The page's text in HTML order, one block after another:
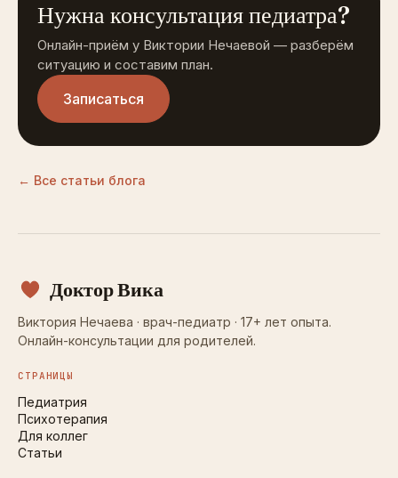
Нужна консультация педиатра?
Онлайн-приём у Виктории Нечаевой — разберём
ситуацию и составим план.
Записаться
← Все статьи блога
Доктор Вика
Виктория Нечаева · врач-педиатр · 17+ лет опыта.
Онлайн-консультации для родителей.
СТРАНИЦЫ
Педиатрия
Психотерапия
Для коллег
Статьи